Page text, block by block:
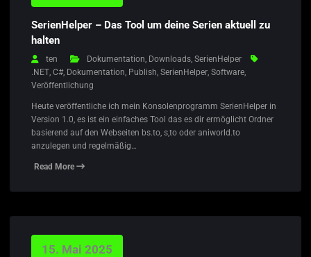
SerienHelper – Das Tool um deine Serien aktuell zu
halten
ten Dokumentation, Downloads, SerienHelper
.NET, C#, Dokumentation, Publish, SerienHelper, Software,
Veröffentlichung
Heute veröffentliche ich mein Konsolenprogramm SerienHelper in
Version 1.0, es ist ein einfaches Tool das es dir ermöglicht Ordner
basierend auf den Webseiten bs.to, s,to oder aniworld.to
anzulegen und regelmäßig…
Read More
15. Mai 2025